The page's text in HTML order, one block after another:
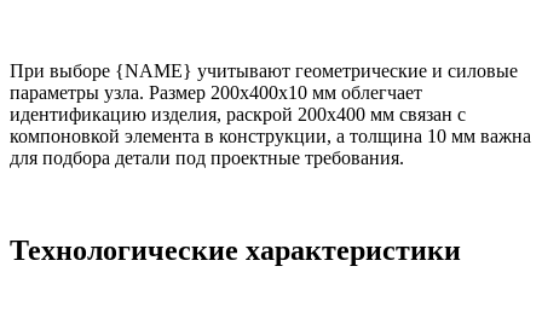
При выборе {NAME} учитывают геометрические и силовые
параметры узла. Размер 200х400х10 мм облегчает
идентификацию изделия, раскрой 200х400 мм связан с
компоновкой элемента в конструкции, а толщина 10 мм важна
для подбора детали под проектные требования.
Технологические характеристики